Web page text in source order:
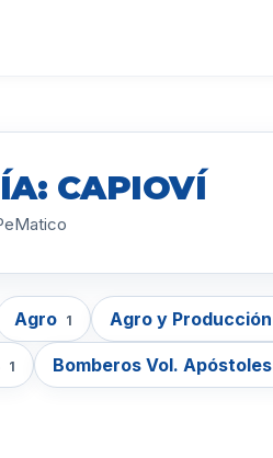
CAPIOVÍ
Agro 1 Agro y Producción
1 Bomberos Vol. Apóstoles